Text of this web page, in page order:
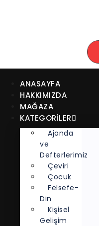
ANASAYFA
HAKKIMIZDA
MAĞAZA
KATEGORİLER
Ajanda
ve
Defterlerimiz
Çeviri
Çocuk
Felsefe-
Din
Kişisel
Gelişim